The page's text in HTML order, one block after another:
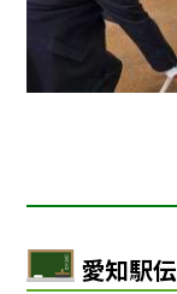
愛知駅伝